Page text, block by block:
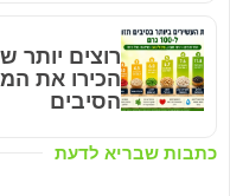
כתבות שבריא לדעת
רוצים יותר
הכירו את
הסיבים